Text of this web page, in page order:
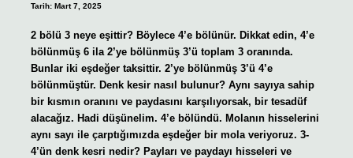
Tarih: Mart 7, 2025
2 bölü 3 neye eşittir? Böylece 4’e bölünür. Dikkat edin, 4’e
bölünmüş 6 ila 2’ye bölünmüş 3’ü toplam 3 oranında.
Bunlar iki eşdeğer taksittir. 2’ye bölünmüş 3’ü 4’e
bölünmüştür. Denk kesir nasıl bulunur? Aynı sayıya sahip
bir kısmın oranını ve paydasını karşılıyorsak, bir tesadüf
alacağız. Hadi düşünelim. 4’e bölündü. Molanın hisselerini
aynı sayı ile çarptığımızda eşdeğer bir mola veriyoruz. 3-
4’ün denk kesri nedir? Payları ve paydayı hisseleri ve